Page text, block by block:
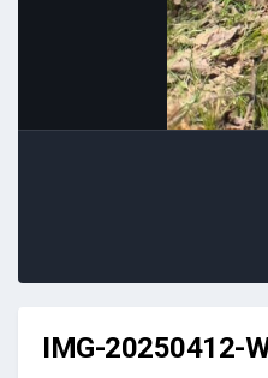
IMG-20250412-